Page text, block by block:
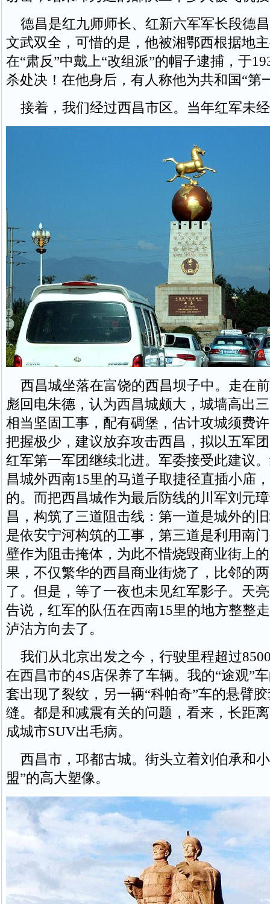
德昌是红九师师长、红新六军军长段德
文武双全，可惜的是，他被湘鄂西根据地
在“肃反”中戴上“改组派”的帽子逮捕，于
杀处决！在他身后，有人称他为共和国“第
接着，我们经过西昌市区。当年红军未
西昌城坐落在富饶的西昌坝子中。走在
彪回电朱德，认为西昌城颇大，城墙高出
相当坚固工事，配有碉堡，估计攻城须费
把握极少，建议放弃攻击西昌，拟以五军
红军第一军团继续北进。军委接受此建议
昌城外西南15里的马道子取捷径直插小庙
的。而把西昌城作为最后防线的川军刘元
昌，构筑了三道阻击线：第一道是城外的
是依安宁河构筑的工事，第三道是利用南
壁作为阻击掩体，为此不惜烧毁商业街上
果，不仅繁华的西昌商业街烧了，比邻的
了。但是，等了一夜也未见红军影子。天
告说，红军的队伍在西南15里的地方整整
泸沽方向去了。
我们从北京出发之今，行驶里程超过
在西昌市的4S店保养了车辆。我的“途观”
套出现了裂纹，另一辆“科帕奇”车的悬臂
缝。都是和减震有关的问题，看来，长距
成城市SUV出毛病。
西昌市，邛都古城。街头立着刘伯承和
盟”的高大塑像。